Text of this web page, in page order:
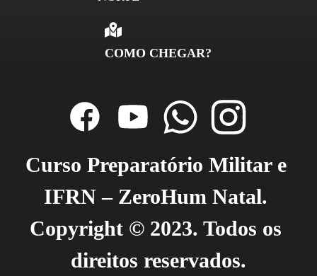
COMO CHEGAR?
Curso Preparatório Militar e
IFRN – ZeroHum Natal.
Copyright © 2023. Todos os
direitos reservados.